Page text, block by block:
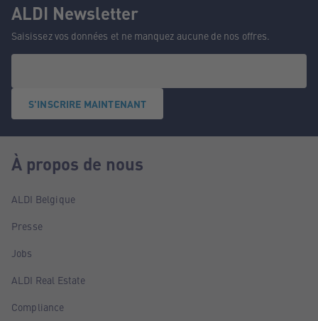
ALDI Newsletter
Saisissez vos données et ne manquez aucune de nos offres.
S'INSCRIRE MAINTENANT
À propos de nous
ALDI Belgique
Presse
Jobs
ALDI Real Estate
Compliance